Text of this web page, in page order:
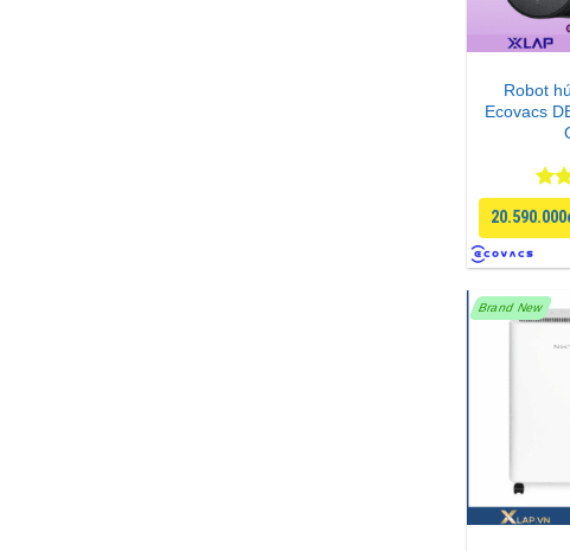
Robot
Ecovacs
5
Brand New